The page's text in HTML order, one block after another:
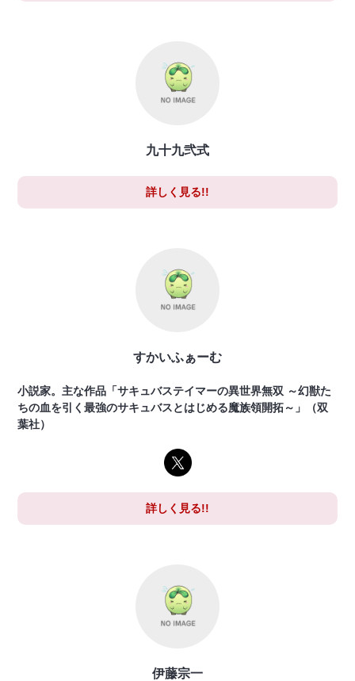
九十九弐式
詳しく見る!!
すかいふぁーむ
小説家。主な作品「サキュバステイマーの異世界無双 ～幻獣た
ちの血を引く最強のサキュバスとはじめる魔族領開拓～」（双
葉社）
詳しく見る!!
伊藤宗一